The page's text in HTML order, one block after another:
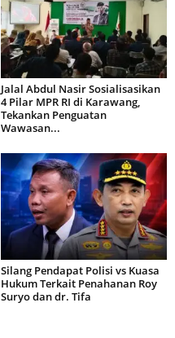
Jalal Abdul Nasir Sosialisasikan
4 Pilar MPR RI di Karawang,
Tekankan Penguatan
Wawasan...
Silang Pendapat Polisi vs Kuasa
Hukum Terkait Penahanan Roy
Suryo dan dr. Tifa